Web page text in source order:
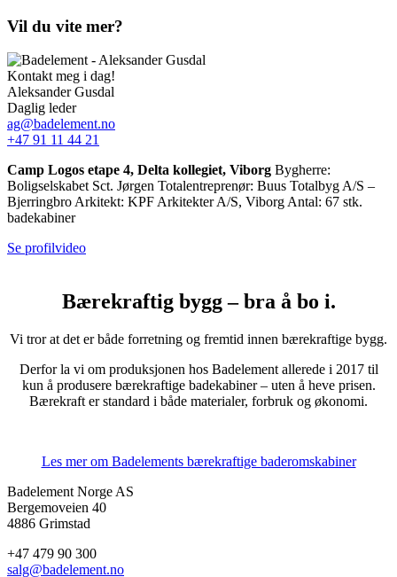
Vil du vite mer?
Kontakt meg i dag!
Aleksander Gusdal
Daglig leder
ag@badelement.no
+47 91 11 44 21
Camp Logos etape 4, Delta kollegiet, Viborg Bygherre:
Boligselskabet Sct. Jørgen Totalentreprenør: Buus Totalbyg A/S –
Bjerringbro Arkitekt: KPF Arkitekter A/S, Viborg Antal: 67 stk.
badekabiner
Se profilvideo
Bærekraftig bygg – bra å bo i.
Vi tror at det er både forretning og fremtid innen bærekraftige bygg.
Derfor la vi om produksjonen hos Badelement allerede i 2017 til
kun å produsere bærekraftige badekabiner – uten å heve prisen.
Bærekraft er standard i både materialer, forbruk og økonomi.
Les mer om Badelements bærekraftige baderomskabiner
Badelement Norge AS
Bergemoveien 40
4886 Grimstad
+47 479 90 300
salg@badelement.no